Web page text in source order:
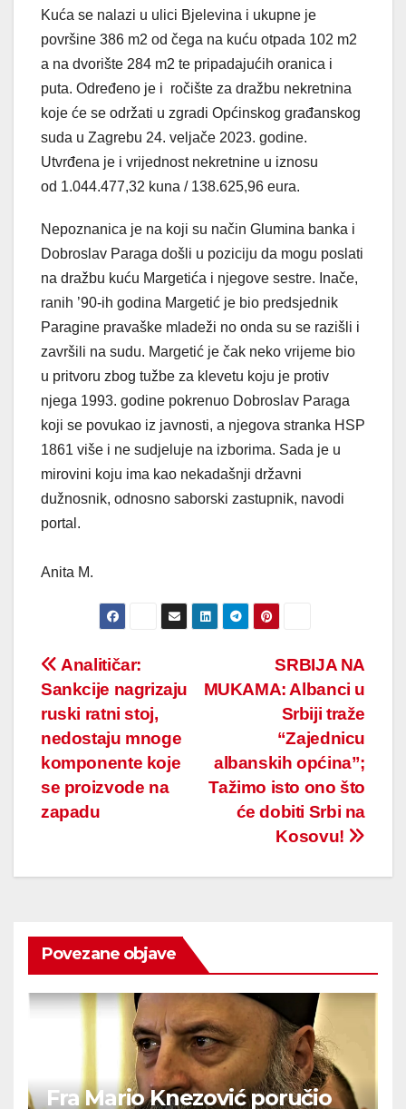
Kuća se nalazi u ulici Bjelevina i ukupne je
površine 386 m2 od čega na kuću otpada 102 m2
a na dvorište 284 m2 te pripadajućih oranica i
puta. Određeno je i ročište za dražbu nekretnina
koje će se održati u zgradi Općinskog građanskog
suda u Zagrebu 24. veljače 2023. godine.
Utvrđena je i vrijednost nekretnine u iznosu
od 1.044.477,32 kuna / 138.625,96 eura.
Nepoznanica je na koji su način Glumina banka i
Dobroslav Paraga došli u poziciju da mogu poslati
na dražbu kuću Margetića i njegove sestre. Inače,
ranih ’90-ih godina Margetić je bio predsjednik
Paragine pravaške mladeži no onda su se razišli i
završili na sudu. Margetić je čak neko vrijeme bio
u pritvoru zbog tužbe za klevetu koju je protiv
njega 1993. godine pokrenuo Dobroslav Paraga
koji se povukao iz javnosti, a njegova stranka HSP
1861 više i ne sudjeluje na izborima. Sada je u
mirovini koju ima kao nekadašnji državni
dužnosnik, odnosno saborski zastupnik, navodi
portal.
Anita M.
Post
navigation
SRBIJA NA
MUKAMA: Albanci u
Srbiji traže
“Zajednicu
albanskih općina”;
Tažimo isto ono što
će dobiti Srbi na
Kosovu!
Analitičar:
Sankcije nagrizaju
ruski ratni stoj,
nedostaju mnoge
komponente koje
se proizvode na
zapadu
Povezane objave
Fra Mario Knezović poručio